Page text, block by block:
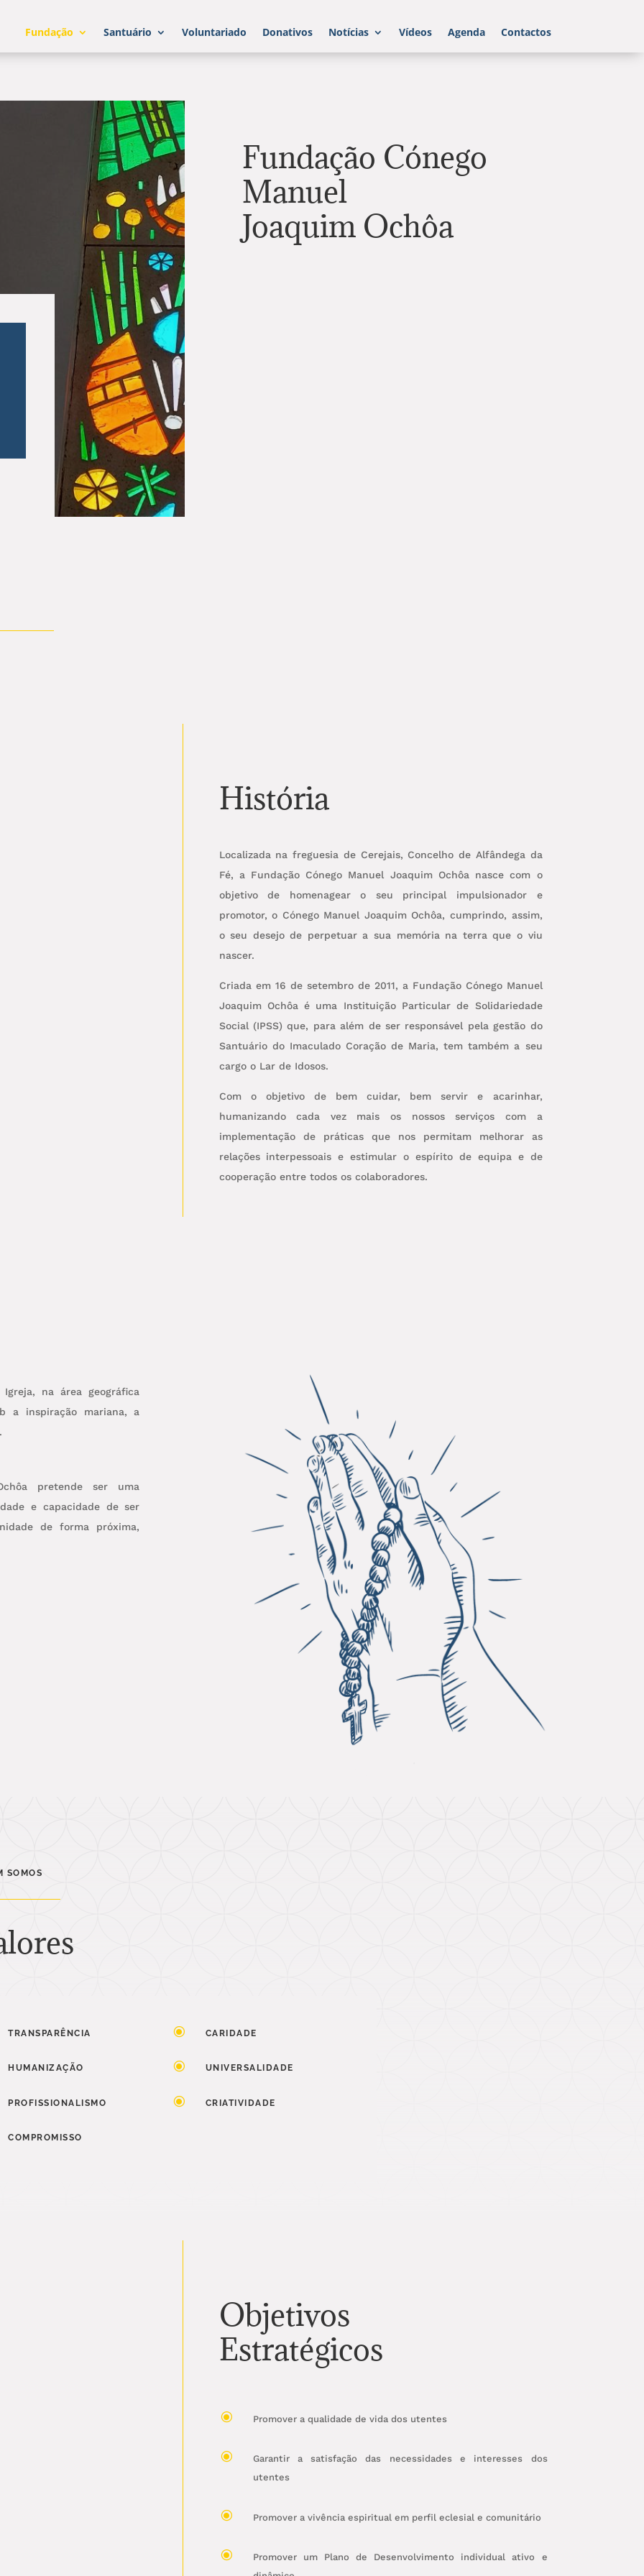
Fundação Santuário Voluntariado Donativos Notícias Vídeos Agenda Contactos
Fundação Cónego
Manuel
Joaquim Ochôa
História
Localizada na freguesia de Cerejais, Concelho de Alfândega da
Fé, a Fundação Cónego Manuel Joaquim Ochôa nasce com o
objetivo de homenagear o seu principal impulsionador e
promotor, o Cónego Manuel Joaquim Ochôa, cumprindo, assim,
o seu desejo de perpetuar a sua memória na terra que o viu
nascer.
Criada em 16 de setembro de 2011, a Fundação Cónego Manuel
Joaquim Ochôa é uma Instituição Particular de Solidariedade
Social (IPSS) que, para além de ser responsável pela gestão do
Santuário do Imaculado Coração de Maria, tem também a seu
cargo o Lar de Idosos.
Com o objetivo de bem cuidar, bem servir e acarinhar,
humanizando cada vez mais os nossos serviços com a
implementação de práticas que nos permitam melhorar as
relações interpessoais e estimular o espírito de equipa e de
cooperação entre todos os colaboradores.
na área geográfica
a inspiração mariana, a
pretende ser uma
e capacidade de ser
de forma próxima,
SOMOS
TRANSPARÊNCIA
HUMANIZAÇÃO
PROFISSIONALISMO
COMPROMISSO
\ CARIDADE
\ UNIVERSALIDADE
\ CRIATIVIDADE
Objetivos
Estratégicos
\ Promover a qualidade de vida dos utentes
\
Garantir a satisfação das necessidades e interesses dos
utentes
\ Promover a vivência espiritual em perfil eclesial e comunitário
\
Promover um Plano de Desenvolvimento individual ativo e